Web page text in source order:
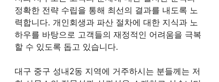
정확한 전략 수립을 통해 최선의 결과를 내도록 노
력합니다. 개인회생과 파산 절차에 대한 지식과 노
하우를 바탕으로 고객들의 재정적인 어려움을 극복
할 수 있도록 돕고 있습니다.
대구 중구 성내2동 지역에 거주하시는 분들께는 저